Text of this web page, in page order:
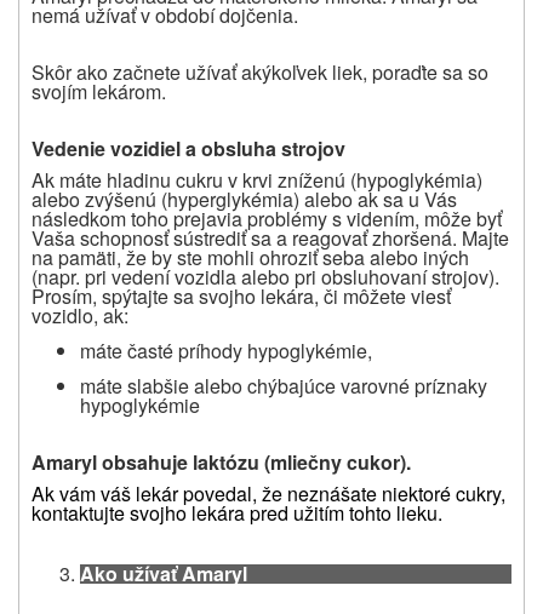
nemá užívať v období dojčenia.
Skôr ako začnete užívať akýkoľvek liek, poraďte sa so
svojím lekárom.
Vedenie vozidiel a obsluha strojov
Ak máte hladinu cukru v krvi zníženú (hypoglykémia)
alebo zvýšenú (hyperglykémia) alebo ak sa u Vás
následkom toho prejavia problémy s videním, môže byť
Vaša schopnosť sústrediť sa a reagovať zhoršená. Majte
na pamäti, že by ste mohli ohroziť seba alebo iných
(napr. pri vedení vozidla alebo pri obsluhovaní strojov).
Prosím, spýtajte sa svojho lekára, či môžete viesť
vozidlo, ak:
máte časté príhody hypoglykémie,
máte slabšie alebo chýbajúce varovné príznaky
hypoglykémie
Amaryl obsahuje laktózu (mliečny cukor).
Ak vám váš lekár povedal, že neznášate niektoré cukry,
kontaktujte svojho lekára pred užitím tohto lieku.
Ako užívať Amaryl